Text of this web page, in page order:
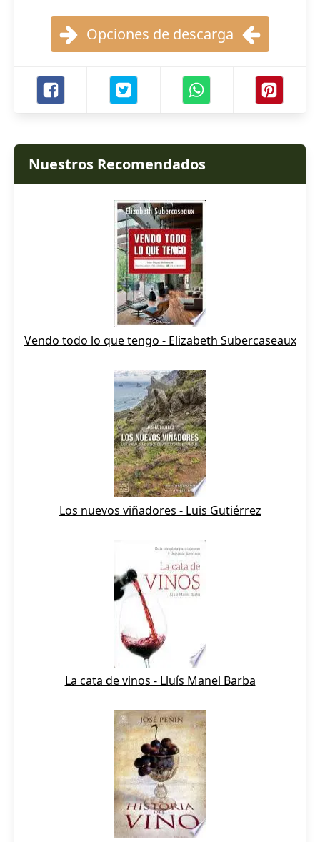
Opciones de descarga
Nuestros Recomendados
Vendo todo lo que tengo - Elizabeth Subercaseaux
Los nuevos viñadores - Luis Gutiérrez
La cata de vinos - Lluís Manel Barba